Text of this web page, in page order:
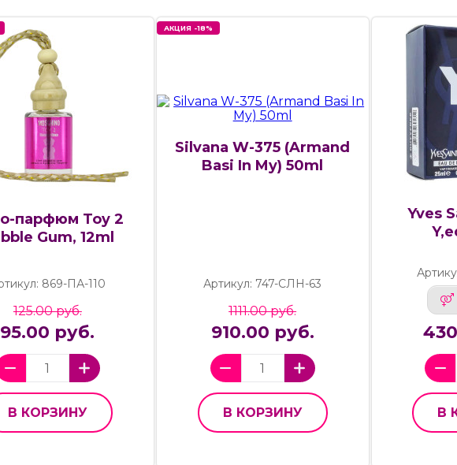
парфюм Toy 2
Gum, 12ml
869-ПА-110
125.00 руб.
95.00 руб.
В КОРЗИНУ
АКЦИЯ -18%
Silvana W-375 (Armand
Basi In My) 50ml
Артикул: 747-СЛН-63
1111.00 руб.
910.00 руб.
В КОРЗИНУ
Yves
В